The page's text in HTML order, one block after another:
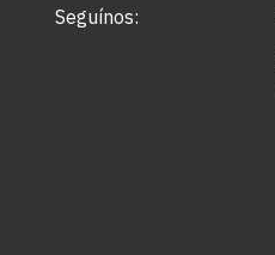
Seguínos: